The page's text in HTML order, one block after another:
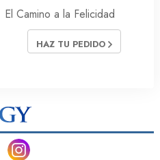
El Camino a la Felicidad
HAZ TU PEDIDO